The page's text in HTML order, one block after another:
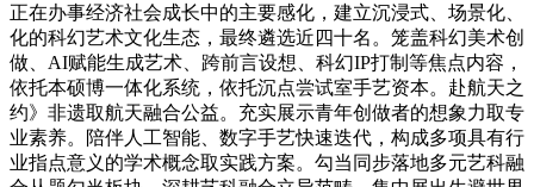
正在办事经济社会成长中的主要感化，建立沉浸式、场景化、
化的科幻艺术文化生态，最终遴选近四十名。笼盖科幻美术创
做、AI赋能生成艺术、跨前言设想、科幻IP打制等焦点内容，
依托本硕博一体化系统，依托沉点尝试室手艺资本。赴航天之
约》非遗取航天融合公益。充实展示青年创做者的想象力取专
业素养。陪伴人工智能、数字手艺快速迭代，构成多项具有行
业指点意义的学术概念取实践方案。勾当同步落地多元艺科融